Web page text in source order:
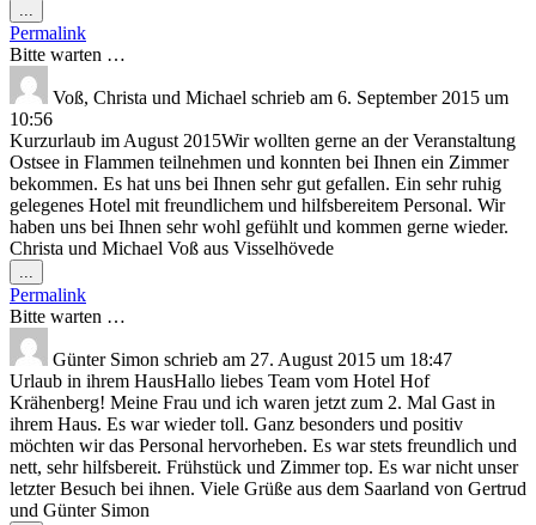
...
Metabox
ein-/ausblenden.
Permalink
Bitte warten …
Voß, Christa und Michael schrieb am 6. September 2015 um
10:56
Kurzurlaub im August 2015Wir wollten gerne an der Veranstaltung
Ostsee in Flammen teilnehmen und konnten bei Ihnen ein Zimmer
bekommen. Es hat uns bei Ihnen sehr gut gefallen. Ein sehr ruhig
gelegenes Hotel mit freundlichem und hilfsbereitem Personal. Wir
haben uns bei Ihnen sehr wohl gefühlt und kommen gerne wieder.
Christa und Michael Voß aus Visselhövede
...
Metabox
ein-/ausblenden.
Permalink
Bitte warten …
Günter Simon schrieb am 27. August 2015 um 18:47
Urlaub in ihrem HausHallo liebes Team vom Hotel Hof
Krähenberg! Meine Frau und ich waren jetzt zum 2. Mal Gast in
ihrem Haus. Es war wieder toll. Ganz besonders und positiv
möchten wir das Personal hervorheben. Es war stets freundlich und
nett, sehr hilfsbereit. Frühstück und Zimmer top. Es war nicht unser
letzter Besuch bei ihnen. Viele Grüße aus dem Saarland von Gertrud
und Günter Simon